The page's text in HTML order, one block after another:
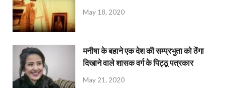
May 18, 2020
मनीषा के बहाने एक देश की सम्प्रभुता को ठेंगा
दिखाने वाले शासक वर्ग के पिट्ठू पत्रकार
May 21, 2020